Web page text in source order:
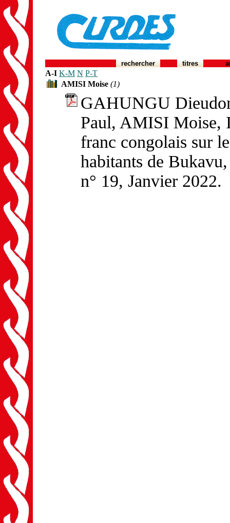
rechercher titres
A-I K-M N P-T
AMISI Moise (1)
GAHUNGU
Paul, AMISI Moise,
franc congolais sur
habitants de
n° 19, Janvier 2022.